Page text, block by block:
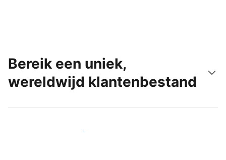
Bereik een uniek,
wereldwijd klantenbestand
Bereik vandaag nog nieuwe gasten